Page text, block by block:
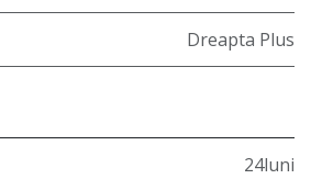
Dreapta Plus
24luni